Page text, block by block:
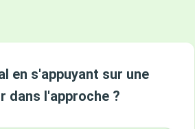
en s'appuyant sur une
dans l'approche ?